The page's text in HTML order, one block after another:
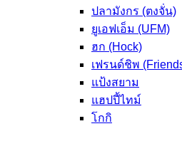
ปลามังกร (ตงจั่น)
ยูเอฟเอ็ม (UFM)
ฮก (Hock)
เฟรนด์ชิพ
แป้งสยาม
แฮปปี้ไทม์
โกกิ